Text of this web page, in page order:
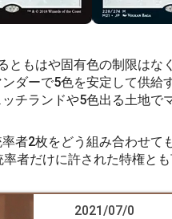
ともはや固有色の制限は
ダーで5色を安定して供
チランドや5色出る土地で
者2枚をどう組み合わせて
者だけに許された特権とも
2021/07/0